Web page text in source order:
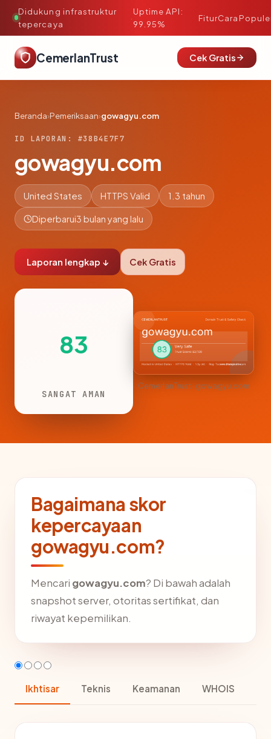
Didukung infrastruktur
tepercaya
·
Uptime API:
99.95%
FiturCara
CemerlanTrust Cek Gratis
Beranda›Pemeriksaan›gowagyu.com
ID LAPORAN: #38B4E7F7
gowagyu.com
United States HTTPS Valid 1.3 tahun
Diperbarui3 bulan yang lalu
Laporan lengkap ↓ Cek Gratis
83
SANGAT AMAN
CemerlanTrust · gowagyu.com
Bagaimana skor
kepercayaan
gowagyu.com?
Mencari gowagyu.com? Di bawah adalah
snapshot server, otoritas sertifikat, dan
riwayat kepemilikan.
Ikhtisar Teknis Keamanan WHOIS